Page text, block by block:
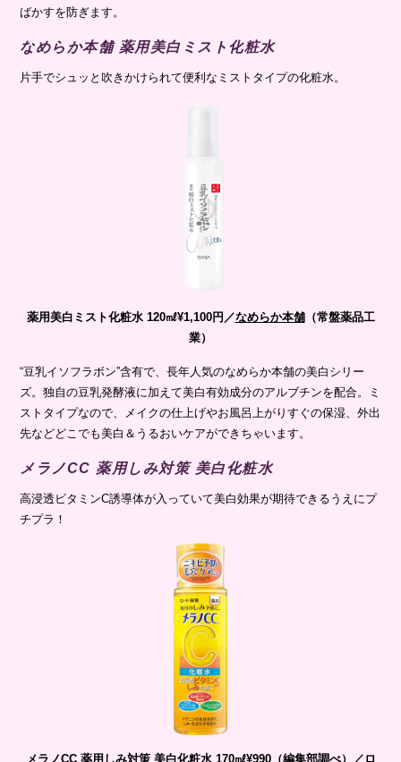
ばかすを防ぎます。
なめらか本舗 薬用美白ミスト化粧水
片手でシュッと吹きかけられて便利なミストタイプの化粧水。
薬用美白ミスト化粧水 120㎖¥1,100円／なめらか本舗（常盤薬品工
業）
“豆乳イソフラボン”含有で、長年人気のなめらか本舗の美白シリー
ズ。独自の豆乳発酵液に加えて美白有効成分のアルブチンを配合。ミ
ストタイプなので、メイクの仕上げやお風呂上がりすぐの保湿、外出
先などどこでも美白＆うるおいケアができちゃいます。
メラノCC 薬用しみ対策 美白化粧水
高浸透ビタミンC誘導体が入っていて美白効果が期待できるうえにプ
チプラ！
メラノCC 薬用しみ対策 美白化粧水 170㎖¥990（編集部調べ）／ ロ